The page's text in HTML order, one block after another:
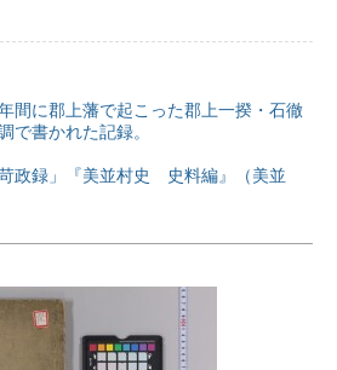
間に郡上藩で起こった郡上一揆・石徹
で書かれた記録。
政録」『美並村史 史料編』（美並